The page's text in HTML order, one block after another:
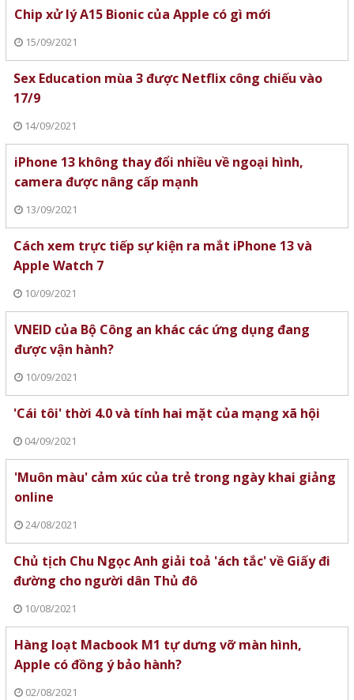
Chip xử lý A15 Bionic của Apple có gì mới
15/09/2021
Sex Education mùa 3 được Netflix công chiếu vào
17/9
14/09/2021
iPhone 13 không thay đổi nhiều về ngoại hình,
camera được nâng cấp mạnh
13/09/2021
Cách xem trực tiếp sự kiện ra mắt iPhone 13 và
Apple Watch 7
10/09/2021
VNEID của Bộ Công an khác các ứng dụng đang
được vận hành?
10/09/2021
'Cái tôi' thời 4.0 và tính hai mặt của mạng xã hội
04/09/2021
'Muôn màu' cảm xúc của trẻ trong ngày khai giảng
online
24/08/2021
Chủ tịch Chu Ngọc Anh giải toả 'ách tắc' về Giấy đi
đường cho người dân Thủ đô
10/08/2021
Hàng loạt Macbook M1 tự dưng vỡ màn hình,
Apple có đồng ý bảo hành?
02/08/2021